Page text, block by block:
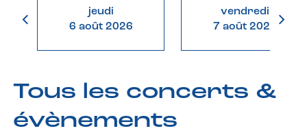
jeudi
6 août 2026
vendredi
7 août 2026
Tous les concerts &
évènements